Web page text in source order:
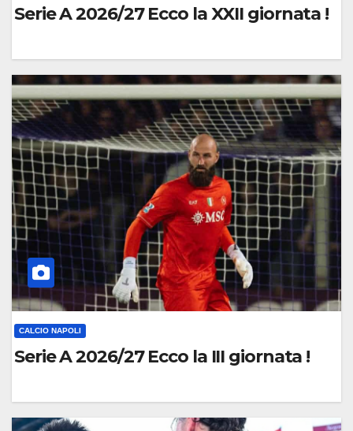
Serie A 2026/27 Ecco la XXII giornata !
0
O
M
M
E
N
O
CALCIO NAPOLI
Serie A 2026/27 Ecco la III giornata !
0
C